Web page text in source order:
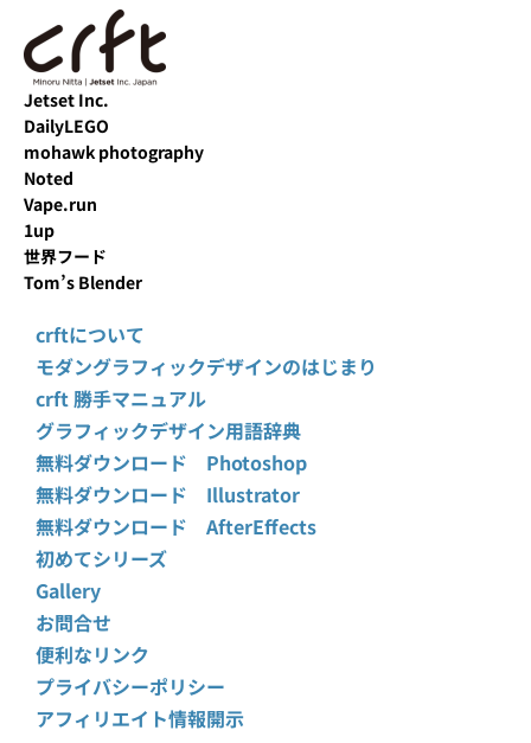
Jetset Inc.
DailyLEGO
mohawk photography
Noted
Vape.run
1up
世界フード
Tom’s Blender
crftについて
モダングラフィックデザインのはじまり
crft 勝手マニュアル
グラフィックデザイン用語辞典
無料ダウンロード Photoshop
無料ダウンロード Illustrator
無料ダウンロード AfterEffects
初めてシリーズ
Gallery
お問合せ
便利なリンク
プライバシーポリシー
アフィリエイト情報開示